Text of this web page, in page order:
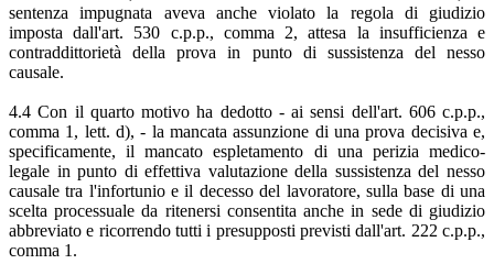
sentenza impugnata aveva anche violato la regola di giudizio
imposta dall'art. 530 c.p.p., comma 2, attesa la insufficienza e
contraddittorietà della prova in punto di sussistenza del nesso
causale.
4.4 Con il quarto motivo ha dedotto - ai sensi dell'art. 606 c.p.p.,
comma 1, lett. d), - la mancata assunzione di una prova decisiva e,
specificamente, il mancato espletamento di una perizia medico-
legale in punto di effettiva valutazione della sussistenza del nesso
causale tra l'infortunio e il decesso del lavoratore, sulla base di una
scelta processuale da ritenersi consentita anche in sede di giudizio
abbreviato e ricorrendo tutti i presupposti previsti dall'art. 222 c.p.p.,
comma 1.